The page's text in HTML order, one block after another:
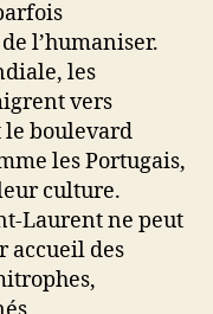
l’humaniser.
les
vers
le boulevard
les Portugais,
culture.
Laurent ne peut
accueil des